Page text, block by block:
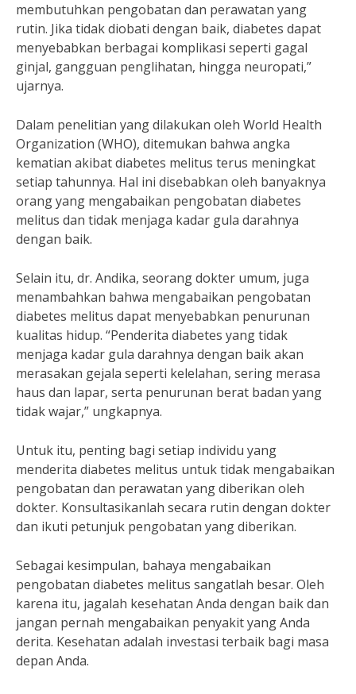
membutuhkan pengobatan dan perawatan yang
rutin. Jika tidak diobati dengan baik, diabetes dapat
menyebabkan berbagai komplikasi seperti gagal
ginjal, gangguan penglihatan, hingga neuropati,”
ujarnya.
Dalam penelitian yang dilakukan oleh World Health
Organization (WHO), ditemukan bahwa angka
kematian akibat diabetes melitus terus meningkat
setiap tahunnya. Hal ini disebabkan oleh banyaknya
orang yang mengabaikan pengobatan diabetes
melitus dan tidak menjaga kadar gula darahnya
dengan baik.
Selain itu, dr. Andika, seorang dokter umum, juga
menambahkan bahwa mengabaikan pengobatan
diabetes melitus dapat menyebabkan penurunan
kualitas hidup. “Penderita diabetes yang tidak
menjaga kadar gula darahnya dengan baik akan
merasakan gejala seperti kelelahan, sering merasa
haus dan lapar, serta penurunan berat badan yang
tidak wajar,” ungkapnya.
Untuk itu, penting bagi setiap individu yang
menderita diabetes melitus untuk tidak mengabaikan
pengobatan dan perawatan yang diberikan oleh
dokter. Konsultasikanlah secara rutin dengan dokter
dan ikuti petunjuk pengobatan yang diberikan.
Sebagai kesimpulan, bahaya mengabaikan
pengobatan diabetes melitus sangatlah besar. Oleh
karena itu, jagalah kesehatan Anda dengan baik dan
jangan pernah mengabaikan penyakit yang Anda
derita. Kesehatan adalah investasi terbaik bagi masa
depan Anda.